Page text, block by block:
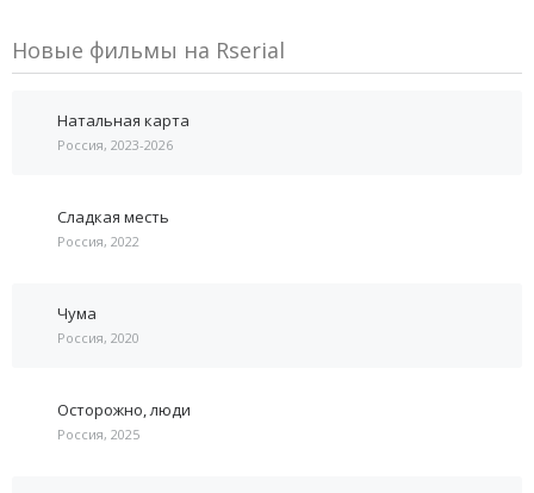
Новые фильмы на Rserial
Натальная карта
Россия, 2023-2026
Сладкая месть
Россия, 2022
Чума
Россия, 2020
Осторожно, люди
Россия, 2025